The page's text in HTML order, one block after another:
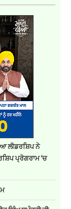
ਲੀਡਰਸ਼ਿਪ ਨੇ
ਪ੍ਰੋਗਰਾਮ ‘ਚ